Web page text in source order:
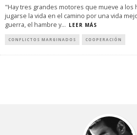
"Hay tres grandes motores que mueve a los
jugarse la vida en el camino por una vida
guerra, el hambre y... LEER MÁS
CONFLICTOS MARGINADOS COOPERACIÓN